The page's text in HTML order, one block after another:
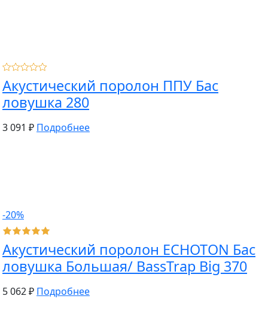
Акустический поролон ППУ Бас
ловушка 280
3 091 ₽ Подробнее
-20%
Акустический поролон ECHOTON Бас
ловушка Большая/ BassTrap Big 370
5 062 ₽ Подробнее